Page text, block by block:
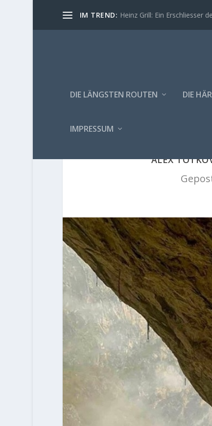
IM TREND: Heinz Grill: Ein Erschliesser
DIE LÄNGSTEN ROUTEN DIE
IMPRESSUM
ALEX